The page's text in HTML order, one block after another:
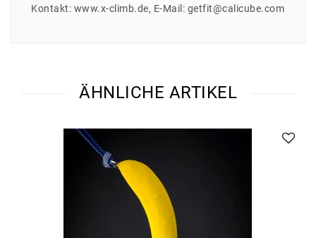
Kontakt: www.x-climb.de E-Mail: getfit@calicube.com
ÄHNLICHE ARTIKEL